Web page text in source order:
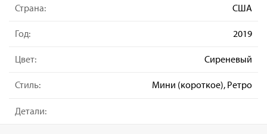
Страна: США
Год: 2019
Цвет: Сиреневый
Стиль: Мини (короткое), Ретро
Детали: